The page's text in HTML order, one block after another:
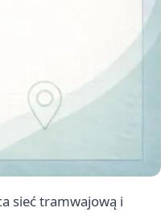
sieć tramwajową i